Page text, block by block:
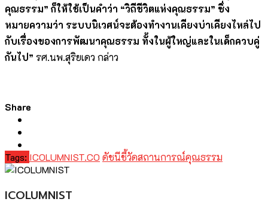
คุณธรรม” ก็ให้ใช้เป็นคำว่า “วิถีชีวิตแห่งคุณธรรม” ซึ่ง
หมายความว่า ระบบนิเวศน์จะต้องทำงานเคียงบ่าเคียงไหล่ไป
กับเรื่องของการพัฒนาคุณธรรม ทั้งในผู้ใหญ่และในเด็กควบคู่
กันไป” รศ.นพ.สุริยเดว กล่าว
Share
Tags: ICOLUMNIST.CO ดัชนีชี้วัดสถานการณ์คุณธรรม
ICOLUMNIST